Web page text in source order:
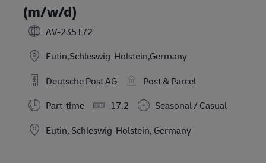
(m/w/d)
AV-235172
Eutin,Schleswig-Holstein,Germany
Deutsche Post AG
Post & Parcel
Part-time
17.2
Seasonal / Casual
Location
Eutin, Schleswig-Holstein, Germany